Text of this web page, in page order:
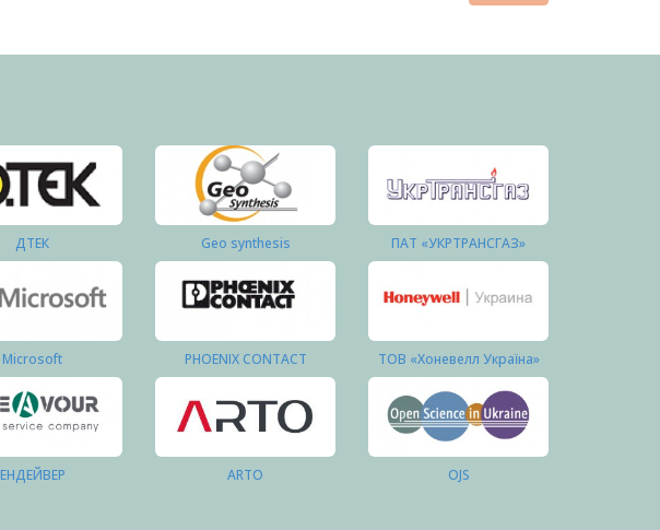
ДТЕК Geo synthesis ПАТ «УКРТРАНСГАЗ»
Microsoft PHOENIX CONTACT ТОВ «Хоневелл Україна»
ЕНДЕЙВЕР ARTO OJS